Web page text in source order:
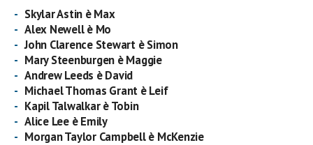
Skylar Astin è Max
Alex Newell è Mo
John Clarence Stewart è Simon
Mary Steenburgen è Maggie
Andrew Leeds è David
Michael Thomas Grant è Leif
Kapil Talwalkar è Tobin
Alice Lee è Emily
Morgan Taylor Campbell è McKenzie